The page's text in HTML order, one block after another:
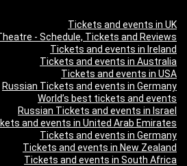
Tickets and events in UK
- Schedule, Tickets and Reviews
Tickets and events in Ireland
Tickets and events in Australia
Tickets and events in USA
Russian Tickets and events in Germany
World’s best tickets and events
Russian Tickets and events in Israel
and events in United Arab Emirates
Tickets and events in Germany
Tickets and events in New Zealand
Tickets and events in South Africa